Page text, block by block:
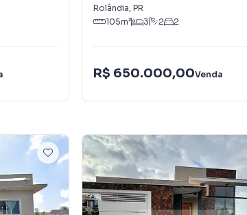
Rolândia, PR
105m² 3 2 2
R$ 650.000,00Venda